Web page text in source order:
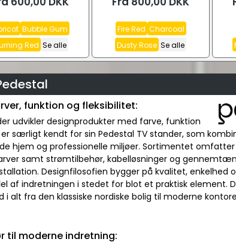
Bubble Gum
Red Se alle
Fire Red Charcoal
Dusty Rose Se alle
funktion og fleksibilitet:
udvikler designprodukter med farve, funktion
særligt kendt for sin Pedestal TV stander, som
hjem og professionelle miljøer. Sortimentet
samt strømtilbehør, kabelløsninger og
Designfilosofien bygger på kvalitet, enkelhed
af indretningen i stedet for blot et praktisk element.
i alt fra den klassiske nordiske bolig til moderne
til moderne indretning: